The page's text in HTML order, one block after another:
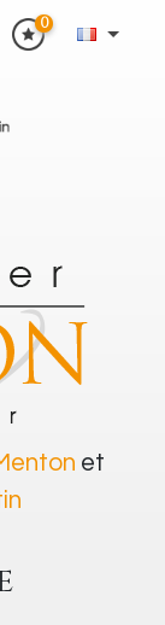
et
0